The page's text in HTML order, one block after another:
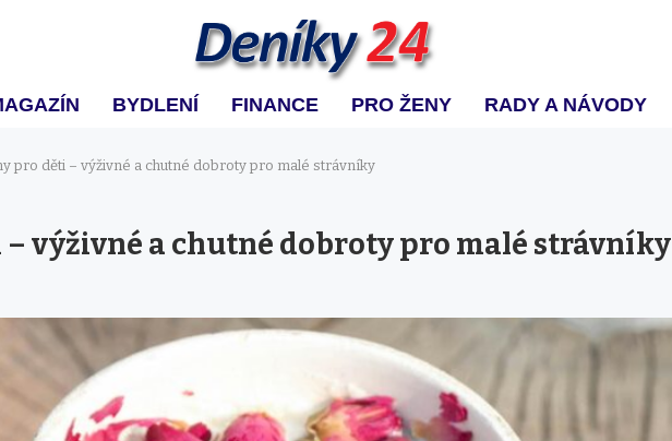
BYDLENÍ FINANCE PRO ŽENY RADY A NÁVODY
pro děti – výživné a chutné dobroty pro malé strávníky
– výživné a chutné dobroty pro malé strávníky